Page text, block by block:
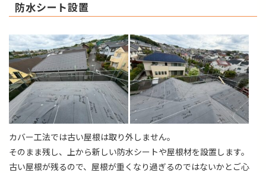
防水シート設置
カバー工法では古い屋根は取り外しません。
そのまま残し、上から新しい防水シートや屋根材を設置します。
古い屋根が残るので、屋根が重くなり過ぎるのではないかとご心